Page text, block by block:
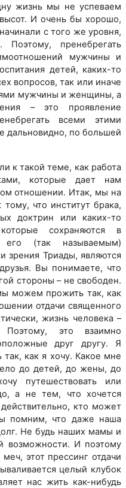
жизнь мы не успеваем
И очень бы хорошо,
с того же уровня,
пренебрегать
мужчины и
детей, каких-то
вопросов, так или иначе
мужчины и женщины, а
– это проявление
всеми этими
дальновидно, по большей
к такой теме, как работа
которые дает нам
отношении. Итак, мы на
что институт брака,
доктрин или каких-то
сохраняются в
его (так называемым)
зрения Триады, являются
Вы понимаете, что
стороны – не свободен.
можем прожить так, как
отдачи священного
жизнь человека –
это взаимно
друг другу. Я
как я хочу. Какое мне
до детей, до жены, до
путешествовать или
а не тем, что хочется
кто может
помним, что даже наша
Не будь наших мамы и
возможности. И поэтому
этот прессинг отдачи
целый клубок
нас жить как-нибудь